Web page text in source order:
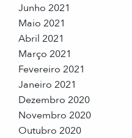
Junho 2021
Maio 2021
Abril 2021
Março 2021
Fevereiro 2021
Janeiro 2021
Dezembro 2020
Novembro 2020
Outubro 2020